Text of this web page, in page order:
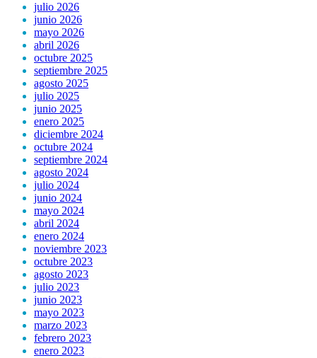
julio 2026
junio 2026
mayo 2026
abril 2026
octubre 2025
septiembre 2025
agosto 2025
julio 2025
junio 2025
enero 2025
diciembre 2024
octubre 2024
septiembre 2024
agosto 2024
julio 2024
junio 2024
mayo 2024
abril 2024
enero 2024
noviembre 2023
octubre 2023
agosto 2023
julio 2023
junio 2023
mayo 2023
marzo 2023
febrero 2023
enero 2023